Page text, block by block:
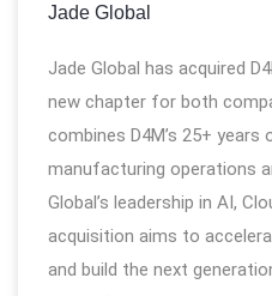
Jade Global
Jade Global has acquired
new chapter for both
combines D4M’s 25+ years
manufacturing operations
Global’s leadership in AI,
acquisition aims to
and build the next